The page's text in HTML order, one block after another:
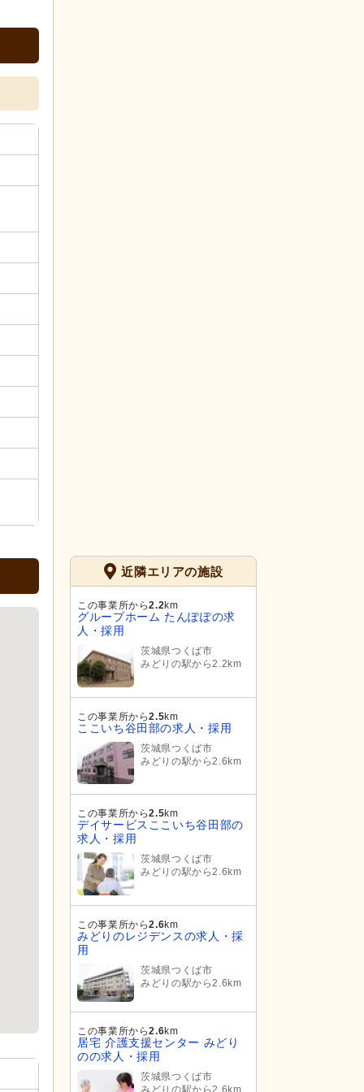
近隣エリアの施設
この事業所から2.2km
グループホーム たんぽぽの求
人・採用
茨城県つくば市
みどりの駅から2.2km
この事業所から2.5km
ここいち谷田部の求人・採用
茨城県つくば市
みどりの駅から2.6km
この事業所から2.5km
デイサービスここいち谷田部の
求人・採用
茨城県つくば市
みどりの駅から2.6km
この事業所から2.6km
みどりのレジデンスの求人・採
用
茨城県つくば市
みどりの駅から2.6km
この事業所から2.6km
居宅 介護支援センター みどり
のの求人・採用
茨城県つくば市
みどりの駅から2.6km